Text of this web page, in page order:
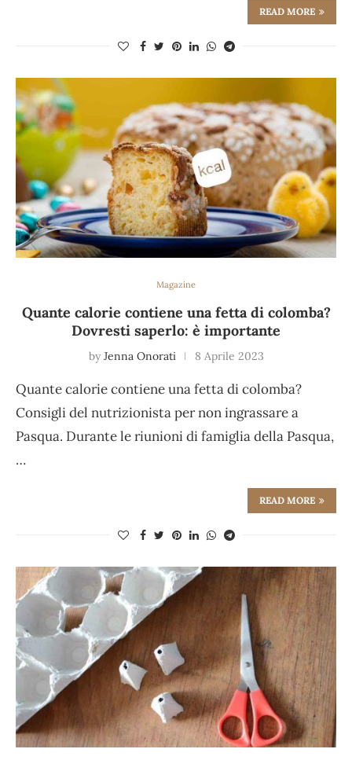
READ MORE
Magazine
Quante calorie contiene una fetta di colomba?
Dovresti saperlo: è importante
by Jenna Onorati 8 Aprile 2023
Quante calorie contiene una fetta di colomba?
Consigli del nutrizionista per non ingrassare a
Pasqua. Durante le riunioni di famiglia della Pasqua,
…
READ MORE